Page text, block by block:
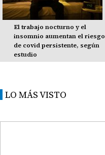
El trabajo nocturno y el
insomnio aumentan el riesgo
de covid persistente, según
estudio
LO MÁS VISTO